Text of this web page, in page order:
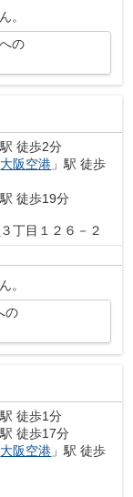
。
の
駅 徒歩2分
大阪空港 」駅 徒歩
駅 徒歩19分
３丁目１２６－２
。
の
駅 徒歩1分
駅 徒歩17分
大阪空港 」駅 徒歩